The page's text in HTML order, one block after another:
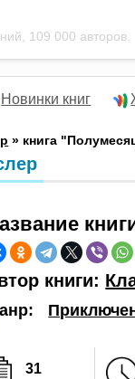
109 000 авторов.
Новинки книг
» книга
книги:
31